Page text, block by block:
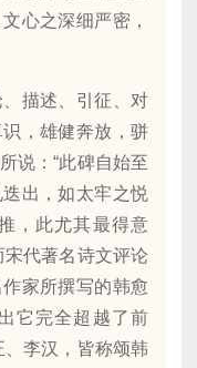
心之深细严密，
描述、引征、对
，雄健奔放，骈
说：“此碑自始至
出，如太牢之悦
，此尤其最得意
宋代著名诗文评论
家所撰写的韩愈
它完全超越了前
、李汉，皆称颂韩